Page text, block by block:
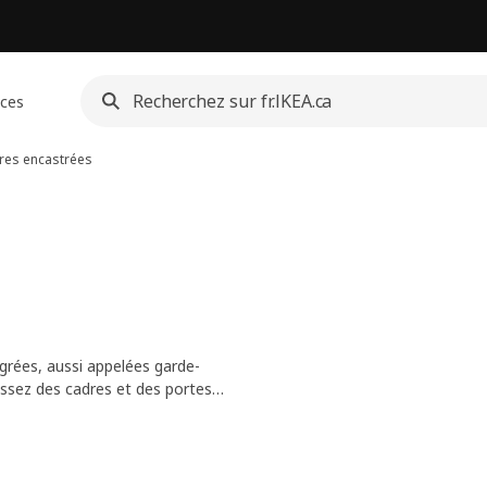
encastrées
aussi appelées garde-
des cadres et des portes